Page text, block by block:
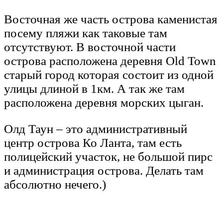
Восточная же часть острова каменистая
посему пляжи как таковые там
отсутствуют. В восточной части
острова расположена деревня Old Town
старый город которая состоит из одной
улицы длиной в 1км. А так же там
расположена деревня морских цыган.
Олд Таун – это административный
центр острова Ко Ланта, там есть
полицейский участок, не большой пирс
и администрация острова. Делать там
абсолютно нечего.)